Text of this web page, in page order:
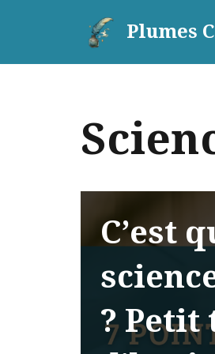
au
Plumes
C’est
? Petit